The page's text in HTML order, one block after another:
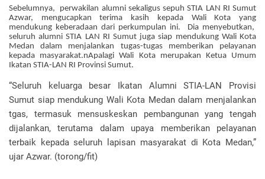
Sebelumnya,
perwakilan alumni sekaligus sepuh STIA LAN RI Sumut
Azwar, mengucapkan terima kasih kepada Wali Kota yang
mendukung keberadaan dari perkumpulan ini.
Dia menyebutkan,
seluruh alumni STIA LAN RI Sumut juga siap mendukung Wali Kota
Medan dalam menjalankan tugas-tugas memberikan pelayanan
kepada masyarakat.nApalagi Wali Kota merupakan Ketua Umum
Ikatan STIA-LAN RI Provinsi Sumut.
“Seluruh keluarga besar Ikatan Alumni STIA-LAN Provisi
Sumut siap mendukung Wali Kota Medan dalam menjalankan
tgas, termasuk mensuskeskan pembangunan yang tengah
dijalankan, terutama dalam upaya memberikan pelayanan
terbaik kepada seluruh lapisan masyarakat di Kota Medan,”
ujar Azwar. (torong/fit)